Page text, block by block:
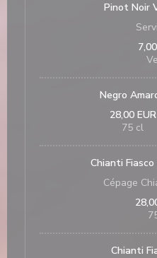
Pinot Noir
Negro
28,00 EUR
75 cl
Chianti Fiasco
Cépage
Chianti